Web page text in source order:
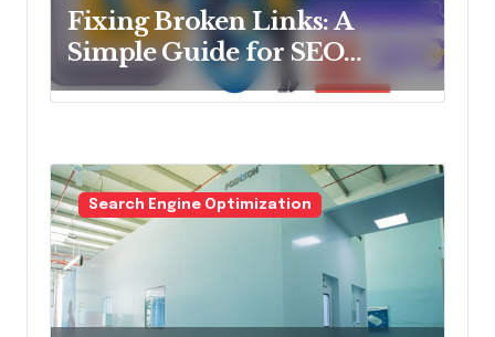
Fixing Broken Links: A
Simple Guide for SEO
Improvement
Search Engine Optimization